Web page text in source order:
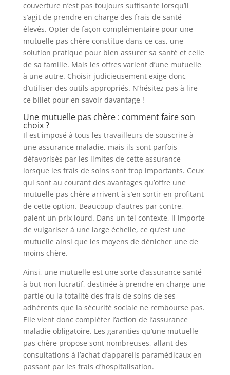
couverture n’est pas toujours suffisante lorsqu’il
s’agit de prendre en charge des frais de santé
élevés. Opter de façon complémentaire pour une
mutuelle pas chère constitue dans ce cas, une
solution pratique pour bien assurer sa santé et celle
de sa famille. Mais les offres varient d’une mutuelle
à une autre. Choisir judicieusement exige donc
d’utiliser des outils appropriés. N’hésitez pas à lire
ce billet pour en savoir davantage !
Une mutuelle pas chère : comment faire son
choix ?
Il est imposé à tous les travailleurs de souscrire à
une assurance maladie, mais ils sont parfois
défavorisés par les limites de cette assurance
lorsque les frais de soins sont trop importants. Ceux
qui sont au courant des avantages qu’offre une
mutuelle pas chère arrivent à s’en sortir en profitant
de cette option. Beaucoup d’autres par contre,
paient un prix lourd. Dans un tel contexte, il importe
de vulgariser à une large échelle, ce qu’est une
mutuelle ainsi que les moyens de dénicher une de
moins chère.
Ainsi, une mutuelle est une sorte d’assurance santé
à but non lucratif, destinée à prendre en charge une
partie ou la totalité des frais de soins de ses
adhérents que la sécurité sociale ne rembourse pas.
Elle vient donc compléter l’action de l’assurance
maladie obligatoire. Les garanties qu’une mutuelle
pas chère propose sont nombreuses, allant des
consultations à l’achat d’appareils paramédicaux en
passant par les frais d’hospitalisation.